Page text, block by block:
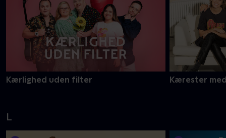
Kærlighed uden filter Kærester
L